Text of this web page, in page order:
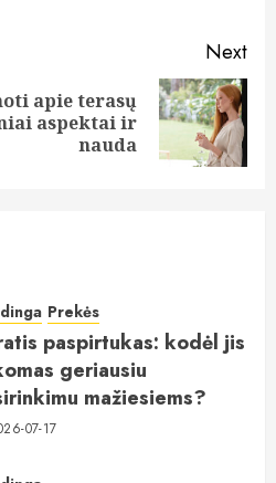
Next
apie terasų
aspektai ir
nauda
Prekės
paspirtukas: kodėl jis
geriausiu
mažiesiems?
07-17